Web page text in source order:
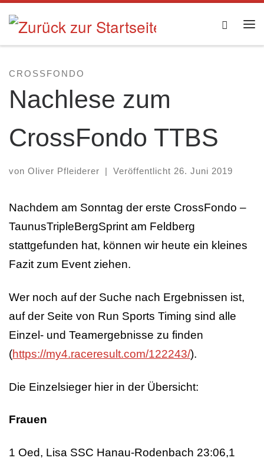
Zum Inhalt springen Search
CROSSFONDO
Nachlese zum
CrossFondo TTBS
von Oliver Pfleiderer Veröffentlicht 26. Juni 2019
Nachdem am Sonntag der erste CrossFondo –
TaunusTripleBergSprint am Feldberg
stattgefunden hat, können wir heute ein kleines
Fazit zum Event ziehen.
Wer noch auf der Suche nach Ergebnissen ist,
auf der Seite von Run Sports Timing sind alle
Einzel- und Teamergebnisse zu finden
(https://my4.raceresult.com/122243/).
Die Einzelsieger hier in der Übersicht:
Frauen
1 Oed, Lisa SSC Hanau-Rodenbach 23:06,1